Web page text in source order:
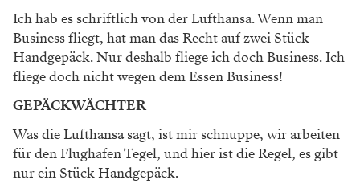
Ich hab es schriftlich von der Lufthansa. Wenn man
Busi­ness fliegt, hat man das Recht auf zwei Stück
Handgepäck. Nur deshalb fliege ich doch Business. Ich
fliege doch nicht wegen dem Essen Business!
GEPÄCKWÄCHTER
Was die Lufthansa sagt, ist mir schnuppe, wir arbeiten
für den Flughafen Tegel, und hier ist die Regel, es gibt
nur ein Stück Handgepäck.